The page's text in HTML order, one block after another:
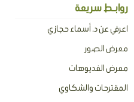
روابـط سريعة
اعرفي عن د. أسماء حجازي
معرض الصور
معرض الفديوهات
المقترحات والشكاوي